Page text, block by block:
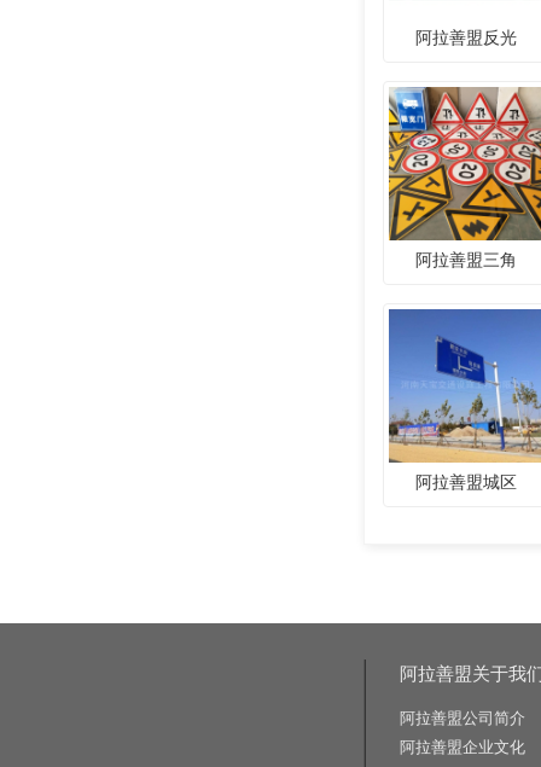
阿拉善盟反光
阿拉善盟三角
阿拉善盟城区
阿拉善盟关于我
阿拉善盟公司简介
阿拉善盟企业文化